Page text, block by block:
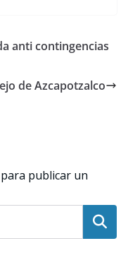
anti contingencias
de Azcapotzalco
para publicar un
Buscar